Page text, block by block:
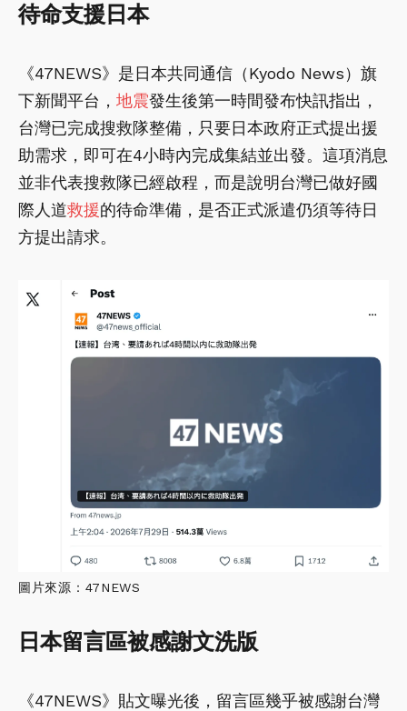
待命支援日本
《47NEWS》是日本共同通信（Kyodo News）旗
下新聞平台， 地震發生後第一時間發布快訊指出，
台灣已完成搜救隊整備，只要日本政府正式提出援
助需求，即可在4小時內完成集結並出發。這項消息
並非代表搜救隊已經啟程，而是說明台灣已做好國
際人道救援的待命準備，是否正式派遣仍須等待日
方提出請求。
圖片來源：47NEWS
日本留言區被感謝文洗版
《47NEWS》貼文曝光後，留言區幾乎被感謝台灣